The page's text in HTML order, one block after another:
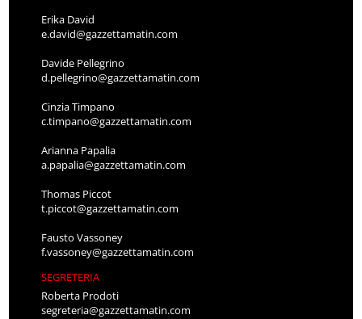
Erika David
e.david@gazzettamatin.com
Davide Pellegrino
d.pellegrino@gazzettamatin.com
Cinzia Timpano
c.timpano@gazzettamatin.com
Arianna Papalia
a.papalia@gazzettamatin.com
Thomas Piccot
t.piccot@gazzettamatin.com
Fausto Vassoney
f.vassoney@gazzettamatin.com
SEGRETERIA
Roberta Prodoti
segreteria@gazzettamatin.com